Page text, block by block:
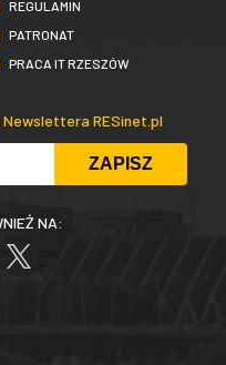
REGULAMIN
PATRONAT
PRACA IT RZESZÓW
Newslettera RESinet.pl
NA: